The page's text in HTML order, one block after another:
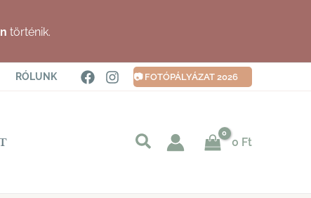
történik.
RÓLUNK 📷 FOTÓPÁLYÁZAT 2026
Keresés
0 Ft